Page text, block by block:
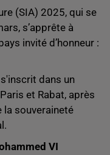
(SIA) 2025, qui se
s’apprête à
invité d’honneur :
dans un
et Rabat, après
la souveraineté
VI